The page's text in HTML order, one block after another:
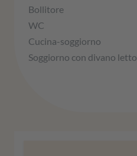
Bollitore
WC
Cucina-soggiorno
Soggiorno con divano letto